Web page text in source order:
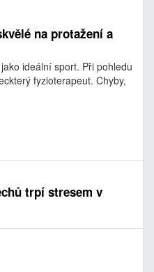
na protažení a
ideální sport. Při pohledu
fyzioterapeut. Chyby,
trpí stresem v